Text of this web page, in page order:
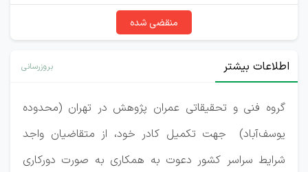
منقضی شده
اطلاعات بیشتر بروزرسانی
گروه فنی و تحقیقاتی عمران پژوهش در تهران (محدوده
یوسف‌آباد) جهت تکمیل کادر خود، از متقاضیان واجد
شرایط سراسر کشور دعوت به همکاری به صورت دورکاری